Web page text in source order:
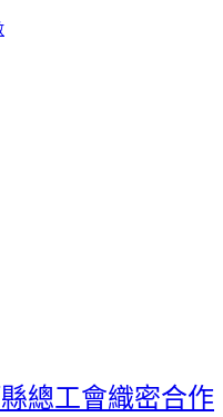
總工會織密合作